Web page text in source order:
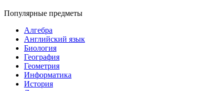
Популярные предметы
Алгебра
Английский язык
Биология
География
Геометрия
Информатика
История